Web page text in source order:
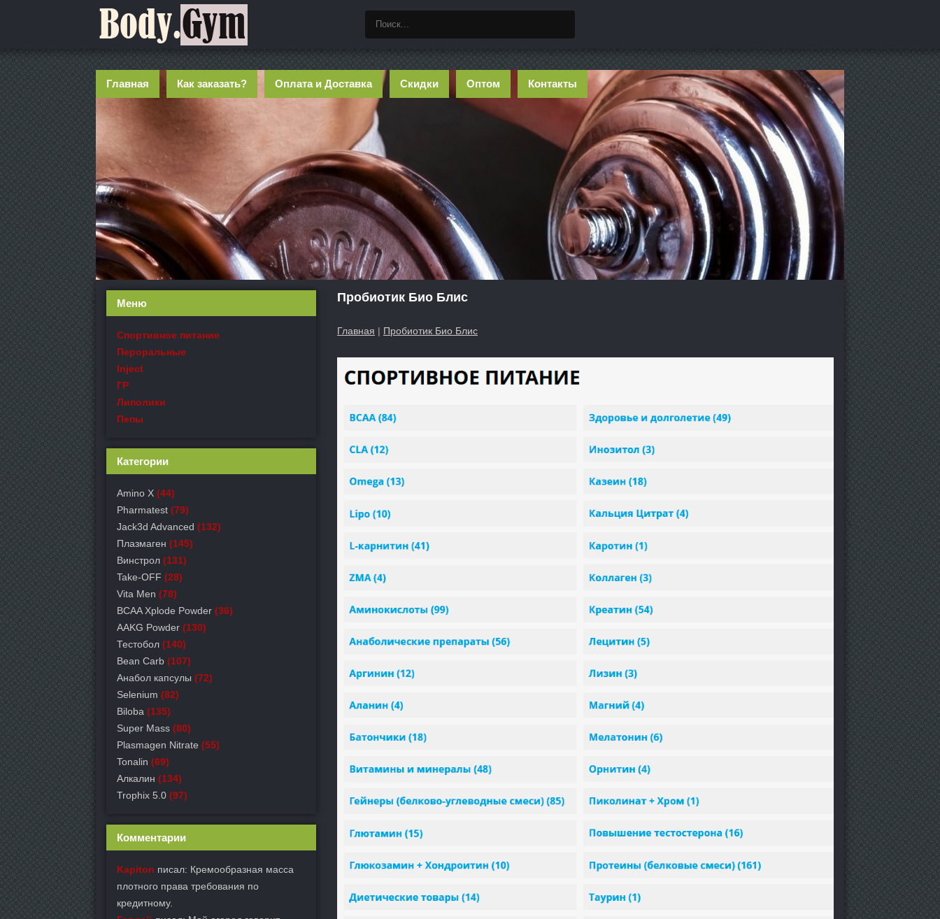
Главная Как заказать? Оплата и Доставка Скидки Оптом Контакты
Пробиотик Био Блис
Главная | Пробиотик Био Блис
Меню
Спортивное питание
Пероральные
Inject
ГР
Липолики
Пепы
Категории
Amino X (44)
Pharmatest (79)
Jack3d Advanced (132)
Плазмаген (145)
Винстрол (131)
Take-OFF (28)
Vita Men (78)
BCAA Xplode Powder (36)
AAKG Powder (130)
Тестобол (140)
Bean Carb (107)
Анабол капсулы (72)
Selenium (82)
Biloba (135)
Super Mass (80)
Plasmagen Nitrate (55)
Tonalin (69)
Алкалин (134)
Trophix 5.0 (97)
Комментарии
Kapiton писал: Кремообразная масса
плотного права требования по
кредитному.